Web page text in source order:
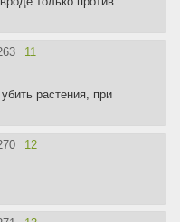
11
растения, при
12